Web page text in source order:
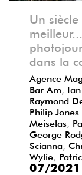
Un
dans la
Agence
Bar Am
Raymond
Philip
Meiselas
George
Scianna
Wylie
07/2021